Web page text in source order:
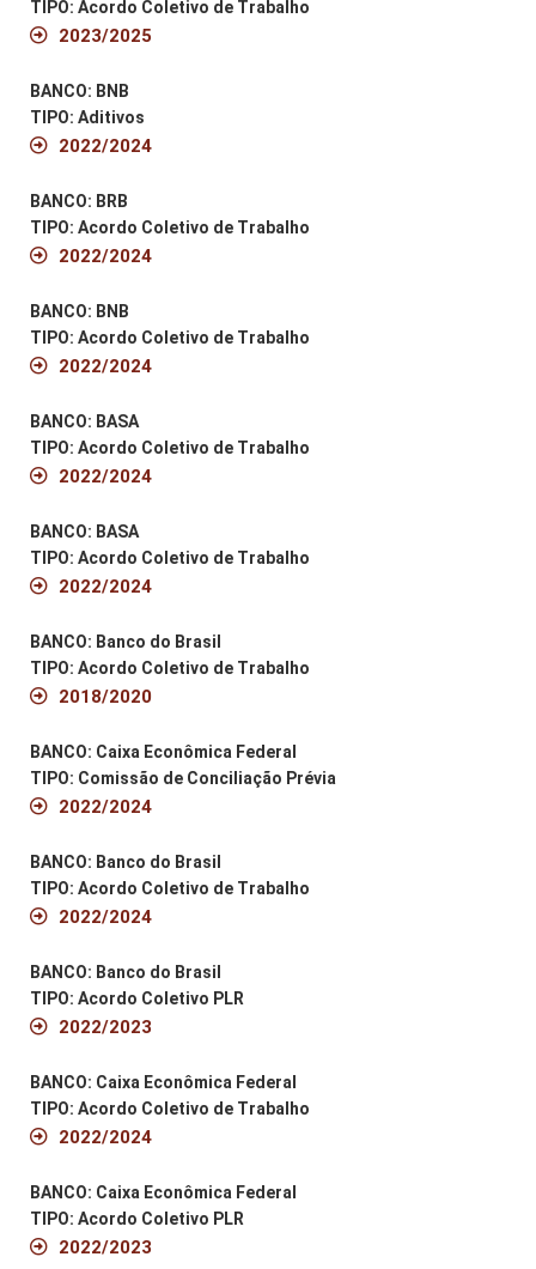
TIPO: Acordo Coletivo de Trabalho
2023/2025
BANCO: BNB
TIPO: Aditivos
2022/2024
BANCO: BRB
TIPO: Acordo Coletivo de Trabalho
2022/2024
BANCO: BNB
TIPO: Acordo Coletivo de Trabalho
2022/2024
BANCO: BASA
TIPO: Acordo Coletivo de Trabalho
2022/2024
BANCO: BASA
TIPO: Acordo Coletivo de Trabalho
2022/2024
BANCO: Banco do Brasil
TIPO: Acordo Coletivo de Trabalho
2018/2020
BANCO: Caixa Econômica Federal
TIPO: Comissão de Conciliação Prévia
2022/2024
BANCO: Banco do Brasil
TIPO: Acordo Coletivo de Trabalho
2022/2024
BANCO: Banco do Brasil
TIPO: Acordo Coletivo PLR
2022/2023
BANCO: Caixa Econômica Federal
TIPO: Acordo Coletivo de Trabalho
2022/2024
BANCO: Caixa Econômica Federal
TIPO: Acordo Coletivo PLR
2022/2023